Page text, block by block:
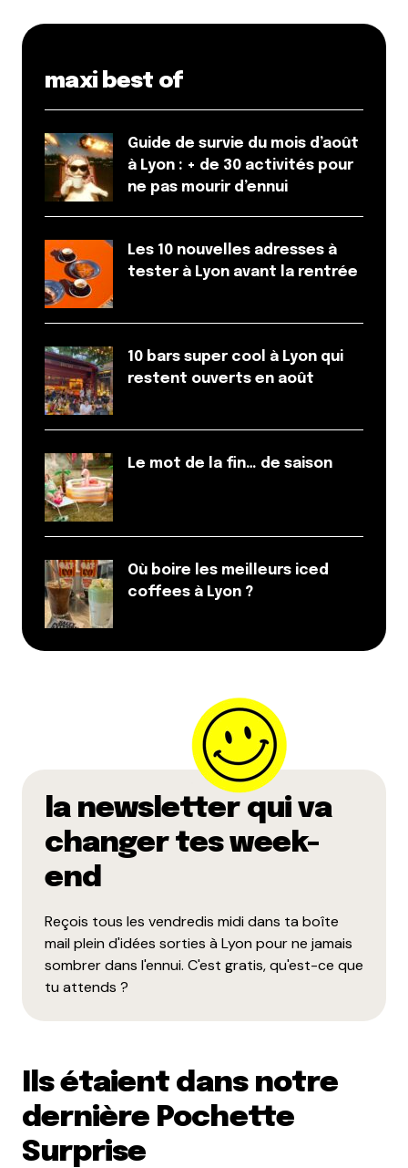
maxi best of
Guide de survie du mois d’août
à Lyon : + de 30 activités pour
ne pas mourir d’ennui
Les 10 nouvelles adresses à
tester à Lyon avant la rentrée
10 bars super cool à Lyon qui
restent ouverts en août
Le mot de la fin… de saison
Où boire les meilleurs iced
coffees à Lyon ?
la newsletter qui va
changer tes week-
end
Reçois tous les vendredis midi dans ta boîte
mail plein d'idées sorties à Lyon pour ne jamais
sombrer dans l'ennui. C'est gratis, qu'est-ce que
tu attends ?
Ils étaient dans notre
dernière Pochette
Surprise